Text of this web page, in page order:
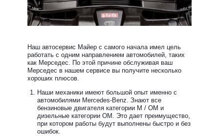
Наш автосервис Майер с самого начала имел цель
работать с одним направлением автомобилей, таких
как Мерседес. По этой причине обслуживая ваш
Мерседес в нашем сервисе вы получите несколько
хороших плюсов.
Наши механики имеют большой опыт именно с
автомобилями Mercedes-Benz. Знают все
бензиновые двигателя категории М / ОМ и
дизельные категории ОМ. Это дает преимущество,
при котором работы будут выполнены быстро и без
ошибок.